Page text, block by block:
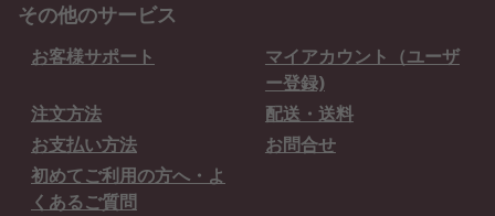
その他のサービス
お客様サポート
マイアカウント（ユーザ
ー登録)
注文方法
配送・送料
お支払い方法
お問合せ
初めてご利用の方へ・よ
くあるご質問